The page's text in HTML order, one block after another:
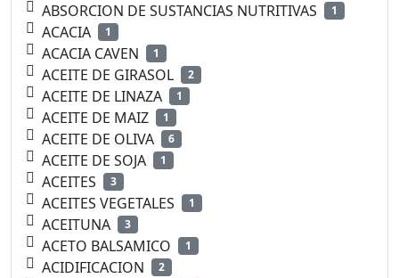
ABSORCION DE SUSTANCIAS NUTRITIVAS 1
ACACIA 1
ACACIA CAVEN 1
ACEITE DE GIRASOL 2
ACEITE DE LINAZA 1
ACEITE DE MAIZ 1
ACEITE DE OLIVA 6
ACEITE DE SOJA 1
ACEITES 3
ACEITES VEGETALES 1
ACEITUNA 3
ACETO BALSAMICO 1
ACIDIFICACION 2